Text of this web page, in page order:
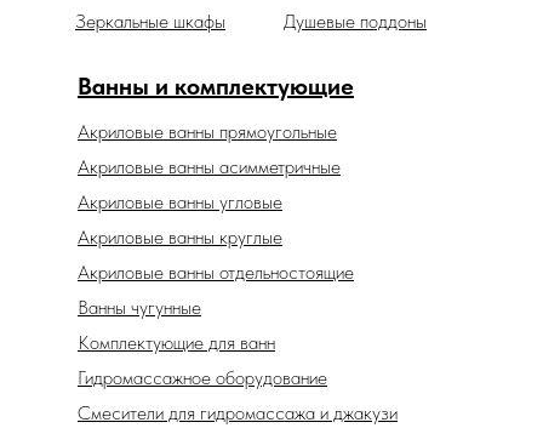
Ванны и комплектующие
Акриловые ванны прямоугольные
Зеркальные шкафы Душевые поддоны
Акриловые ванны отдельностоящие
Акриловые ванны асимметричные
Акриловые ванны угловые
Акриловые ванны круглые
Ванны чугунные
Комплектующие для ванн
Гидромассажное оборудование
Смесители для гидромассажа и джакузи